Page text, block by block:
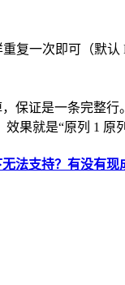
复一次即可（默认
保证是一条完整行。
果就是“原列 1 原列
法支持？有没有现